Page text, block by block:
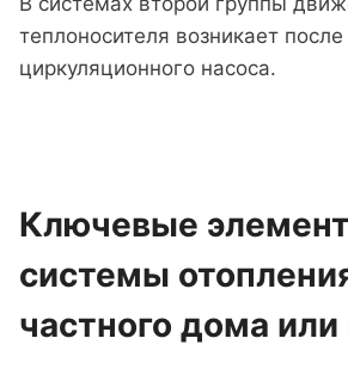
теплоносителя возникает
циркуляционного насоса.
Ключевые
системы
частного дома